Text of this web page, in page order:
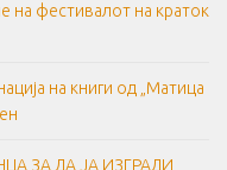
на фестивалот на краток
на книги од „Матица
ЗА ДА ЈА ИЗГРАДИ